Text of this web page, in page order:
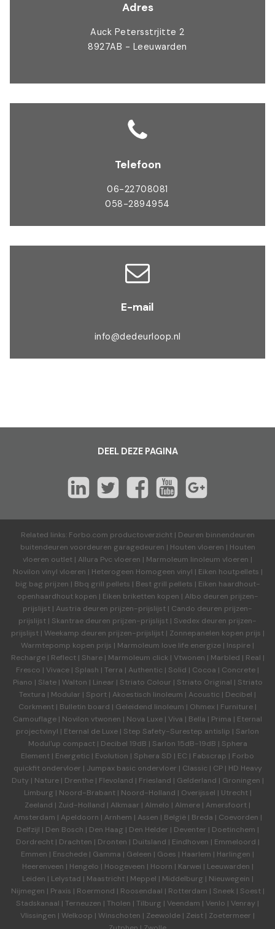
Adres
Auck Petersstrjitte 2
8927AB - Leeuwarden
Telefoon
06-22708081
058-2894954
E-mail
info@dedeurloop.nl
DEEL DEZE PAGINA
Related links: Forbo.com productoverzicht| Deuren binnendeuren
buitendeuren voordeuren garagedeuren | Houten vloeren | Houten
vloeren outlet | Allura Pvc vloeren | Marmoleum linoleum vloeren |
Novilon vinyl vloeren | Heterogeen Homogeen vinyl | Eiken houtpellets |
big bag prijzen | Bbq grill pellets | Best grill pellets | Eiken haardhout-
openhaardhout kopen | Eiken briketten kopen | Albo deuren prijzen-
prijslijst | Austria deuren prijzen-prijslijst | Cando deuren prijzen-
prijslijst | Skantrae deuren prijzen-prijslijst | Svedex deuren prijzen-
prijslijst| Weekamp deuren prijzen-prijslijst| Zonnepanelen kopen prijs |
Warmtepomp kopen prijs | Marmoleum love life energize | Inspire |
Recharge| Reflect| Share| Marmoleum click| Vtwonen | Marbled | Real |
Fresco | Vivace | Splash | Terra | Authentic | Solid | Cocoa | Concrete |
Piano | Slate| Walton | Linear | Striato Colour | Striato Original | Striato
Textura | Modular | Sport | Akoestisch linoleum | Acoustic | Decibel |
Corkment | Bulletin board | Geleidend linoleum | Ohmex | Furniture |
Camouflage | Novilon vtwonen | Nova Luxe | Viva | Bella | Prima | Eternal
projectvinyl | Eternal de Luxe | Step Safety-Surestep antislip | Sarlon
Modul'up compact| Decibel 19dB | Sarlon 15dB-19dB | Sphera
Element | Energetic | Evolution | Sphera SD | EC | Fabscrap | Forbo
quickfit ondervloer | Jumpax basic ondervloer | Classic | CP| HD Heavy
Duty | Nature| Drenthe| Flevoland | Friesland | Gelderland | Groningen |
Limburg | Noord-Brabant| Noord-Holland | Overijssel | Utrecht|
Zeeland | Zuid-Holland | Alkmaar | Almelo | Almere | Amersfoort |
Amsterdam | Apeldoorn | Arnhem | Assen | België| Breda | Coevorden |
Delfzijl | Den Bosch | Den Haag | Den Helder | Deventer | Doetinchem |
Dordrecht| Drachten | Dronten | Duitsland | Eindhoven | Emmeloord |
Emmen | Enschede | Gamma | Geleen | Goes | Haarlem | Harlingen |
Heerenveen | Hengelo | Hoogeveen | Hoorn | Karwei | Leeuwarden |
Leiden | Lelystad | Maastricht| Meppel | Middelburg | Nieuwegein |
Nijmegen | Praxis | Roermond | Roosendaal | Rotterdam | Sneek| Soest|
Stadskanaal | Terneuzen | Tholen | Tilburg | Veendam | Venlo | Venray |
Vlissingen | Welkoop | Winschoten | Zeewolde | Zeist | Zoetermeer |